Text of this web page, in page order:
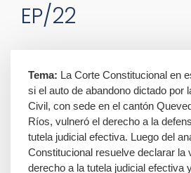
EP/22
Tema: La Corte Constitucional en
si el auto de abandono dictado por
Civil, con sede en el cantón
Ríos, vulneró el derecho a la
tutela judicial efectiva. Luego del
Constitucional resuelve declarar la
derecho a la tutela judicial efectiva